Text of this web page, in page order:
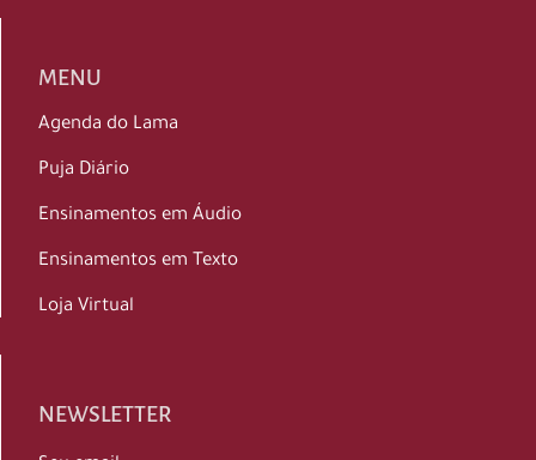
MENU
Agenda do Lama
Puja Diário
Ensinamentos em Áudio
Ensinamentos em Texto
Loja Virtual
NEWSLETTER